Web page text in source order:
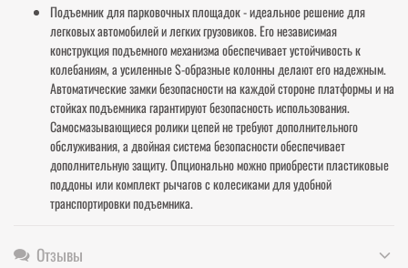
Подъемник для парковочных площадок - идеальное решение для
легковых автомобилей и легких грузовиков. Его независимая
конструкция подъемного механизма обеспечивает устойчивость к
колебаниям, а усиленные S-образные колонны делают его надежным.
Автоматические замки безопасности на каждой стороне платформы и на
стойках подъемника гарантируют безопасность использования.
Самосмазывающиеся ролики цепей не требуют дополнительного
обслуживания, а двойная система безопасности обеспечивает
дополнительную защиту. Опционально можно приобрести пластиковые
поддоны или комплект рычагов с колесиками для удобной
транспортировки подъемника.
Отзывы